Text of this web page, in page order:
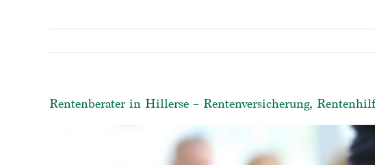
Rentenberater in Hillerse – Rentenversicherung,